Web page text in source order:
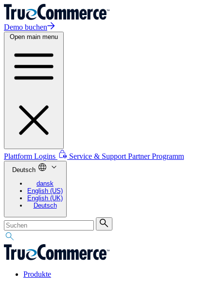
Demo buchen
Open main menu
Plattform Logins Service & Support Partner Programm
Deutsch
dansk
English (US)
English (UK)
Deutsch
Produkte